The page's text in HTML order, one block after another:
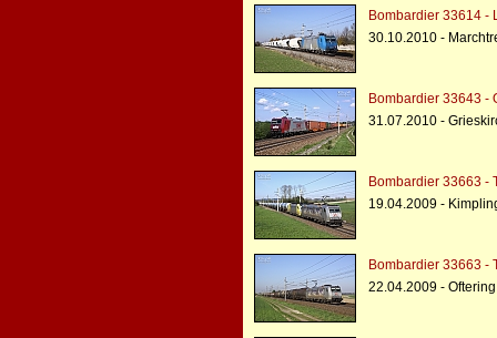
Bombardier 33614 -
30.10.2010 -
Bombardier 33643 -
31.07.2010 -
Bombardier 33663 -
19.04.2009 -
Bombardier 33663 -
22.04.2009 - Oftering